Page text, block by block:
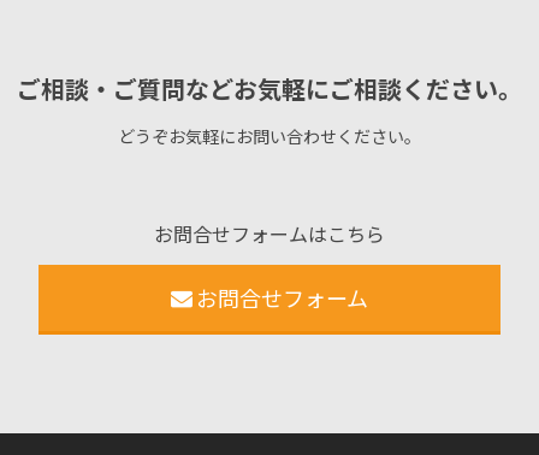
ご相談・ご質問などお気軽にご相談ください。
どうぞお気軽にお問い合わせください。
お問合せフォームはこちら
お問合せフォーム